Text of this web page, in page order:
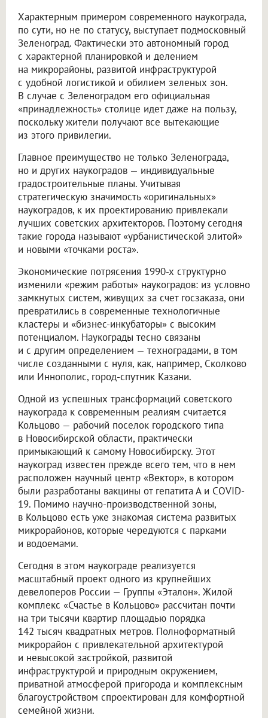
Характерным примером современного наукограда,
по сути, но не по статусу, выступает подмосковный
Зеленоград. Фактически это автономный город
с характерной планировкой и делением
на микрорайоны, развитой инфраструктурой
с удобной логистикой и обилием зеленых зон.
В случае с Зеленоградом его официальная
«принадлежность» столице идет даже на пользу,
поскольку жители получают все вытекающие
из этого привилегии.
Главное преимущество не только Зеленограда,
но и других наукоградов — индивидуальные
градостроительные планы. Учитывая
стратегическую значимость «оригинальных»
наукоградов, к их проектированию привлекали
лучших советских архитекторов. Поэтому сегодня
такие города называют «урбанистической элитой»
и новыми «точками роста».
Экономические потрясения 1990-х структурно
изменили «режим работы» наукоградов: из условно
замкнутых систем, живущих за счет госзаказа, они
превратились в современные технологичные
кластеры и «бизнес-инкубаторы» с высоким
потенциалом. Наукограды тесно связаны
и с другим определением — техноградами, в том
числе созданными с нуля, как, например, Сколково
или Иннополис, город-спутник Казани.
Одной из успешных трансформаций советского
наукограда к современным реалиям считается
Кольцово — рабочий поселок городского типа
в Новосибирской области, практически
примыкающий к самому Новосибирску. Этот
наукоград известен прежде всего тем, что в нем
расположен научный центр «Вектор», в котором
были разработаны вакцины от гепатита А и COVID-
19. Помимо научно-производственной зоны,
в Кольцово есть уже знакомая система развитых
микрорайонов, которые чередуются с парками
и водоемами.
Сегодня в этом наукограде реализуется
масштабный проект одного из крупнейших
девелоперов России — Группы «Эталон». Жилой
комплекс «Счастье в Кольцово» рассчитан почти
на три тысячи квартир площадью порядка
142 тысяч квадратных метров. Полноформатный
микрорайон с привлекательной архитектурой
и невысокой застройкой, развитой
инфраструктурой и природным окружением,
приватной атмосферой пригорода и комплексным
благоустройством спроектирован для комфортной
семейной жизни.